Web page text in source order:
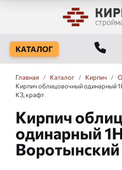
КАТАЛОГ
Главная / Каталог / Кирпич /
Кирпич облицовочный одинарный
КЗ, крафт
Кирпич
одинарный